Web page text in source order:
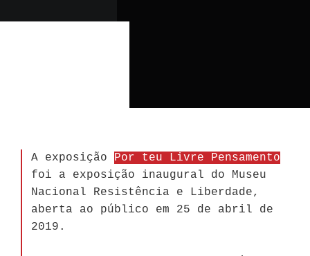
A exposição Por teu Livre Pensamento
foi a exposição inaugural do Museu
Nacional Resistência e Liberdade,
aberta ao público em 25 de abril de
2019.